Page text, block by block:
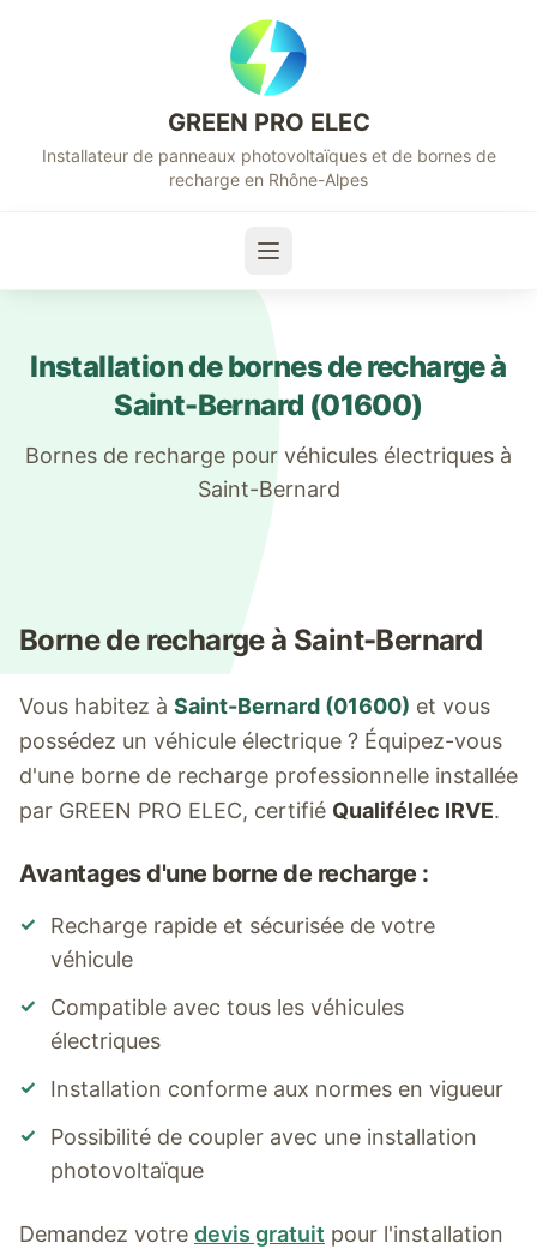
GREEN PRO ELEC
Installateur de panneaux photovoltaïques et de bornes de
recharge en Rhône-Alpes
Installation de bornes de recharge à
Saint-Bernard (01600)
Bornes de recharge pour véhicules électriques à
Saint-Bernard
Borne de recharge à Saint-Bernard
Vous habitez à Saint-Bernard (01600) et vous
possédez un véhicule électrique ? Équipez-vous
d'une borne de recharge professionnelle installée
par GREEN PRO ELEC, certifié Qualifélec IRVE.
Avantages d'une borne de recharge :
✓
Recharge rapide et sécurisée de votre
véhicule
✓
Compatible avec tous les véhicules
électriques
✓ Installation conforme aux normes en vigueur
✓
Possibilité de coupler avec une installation
photovoltaïque
Demandez votre devis gratuit pour l'installation